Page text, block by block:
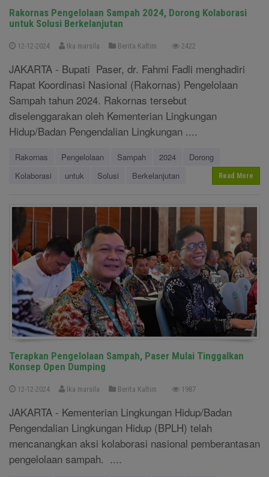
Rakornas Pengelolaan Sampah 2024, Dorong Kolaborasi
untuk Solusi Berkelanjutan
12-12-2024 Ika marsila Berita Kaltim 2422
JAKARTA - Bupati Paser, dr. Fahmi Fadli menghadiri
Rapat Koordinasi Nasional (Rakornas) Pengelolaan
Sampah tahun 2024. Rakornas tersebut
diselenggarakan oleh Kementerian Lingkungan
Hidup/Badan Pengendalian Lingkungan ....
Rakornas Pengelolaan Sampah 2024
Dorong
Kolaborasi
untuk Solusi Berkelanjutan Read More
Terapkan Pengelolaan Sampah, Paser Mulai Tinggalkan
Konsep Open Dumping
12-12-2024 Ika marsila Berita Kaltim 1987
JAKARTA - Kementerian Lingkungan Hidup/Badan
Pengendalian Lingkungan Hidup (BPLH) telah
mencanangkan aksi kolaborasi nasional pemberantasan
pengelolaan sampah. ....